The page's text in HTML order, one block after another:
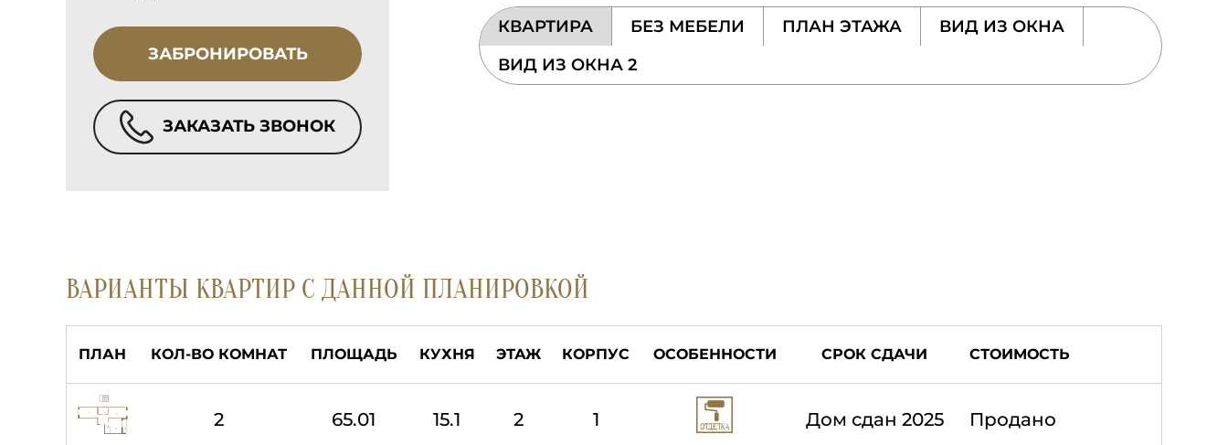
ЗАБРОНИРОВАТЬ
ЗАКАЗАТЬ ЗВОНОК
КВАРТИРА БЕЗ МЕБЕЛИ ПЛАН ЭТАЖА
ВИД ИЗ ОКНА
ВИД ИЗ ОКНА 2
ВАРИАНТЫ КВАРТИР С ДАННОЙ ПЛАНИРОВКОЙ
ПЛАН КОЛ-ВО КОМНАТ ПЛОЩАДЬ КУХНЯ ЭТАЖ КОРПУС ОСОБЕННОСТИ СРОК СДАЧИ СТОИМОСТЬ
2 65.01 15.1 2 1 Дом сдан 2025 Продано